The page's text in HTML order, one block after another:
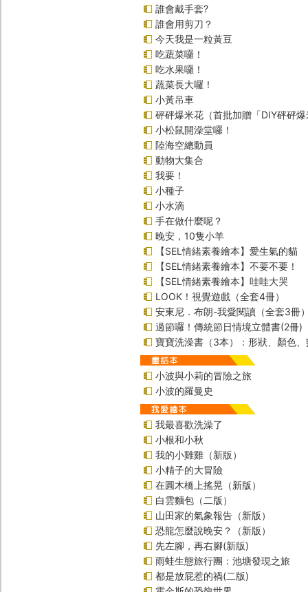
誰會戴手套?
誰會用剪刀？
今天我是一粒黃豆
吃蔬菜囉！
吃水果囉！
蔬菜長大囉！
小黃吊車
砰砰爆米花（首批加贈「DIY砰砰
小松鼠開澡堂囉！
陸海空總動員
動物大集合
我要！
小種子
小水滴
手在做什麼呢？
晚安，10隻小羊
【SEL情緒素養繪本】愛生氣的貓
【SEL情緒素養繪本】不要不要！
【SEL情緒素養繪本】哇哇大哭
LOOK！視覺遊戲（全套4冊）
安東尼．布朗-我愛閱讀（全套3冊
過節囉！傳統節日情境立體書(2冊)
寶寶洗澡書（3本）：形狀、顏色、
小波與小莉的冒險之旅
小波的羅曼史
我最喜歡洗澡了
小根和小秋
我的小雞雞（新版）
小精子的大冒險
在圓木橋上搖晃（新版）
白雲麵包（二版）
山田家的氣象報告（新版）
恐龍怎麼說晚安？（新版）
先左腳，再右腳(新版)
雨蛙生態旅行團：池塘發現之旅
都是放屁惹的禍(二版)